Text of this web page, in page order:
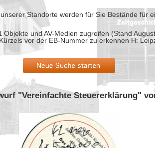
Standorte werden für Sie Bestände für
Objekte und AV-Medien zugreifen (Stand
vor der EB-Nummer zu erkennen H:
"Vereinfachte Steuererklärung"